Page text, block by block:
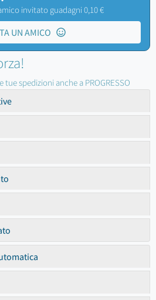
invitato guadagni 0,10 €
UN AMICO
spedizioni anche a PROGRESSO